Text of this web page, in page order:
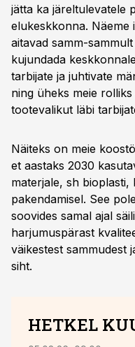
jätta ka järeltulevatele
elukeskkonna. Näeme
aitavad samm-
kujundada
tarbijate ja juhtivate
ning üheks meie
tootevalikut läbi
Näiteks on meie
et aastaks 2030
materjale, sh bioplasti,
pakendamisel. See
soovides samal ajal
harjumuspärast
väikestest sammudest
siht.
HETKEL